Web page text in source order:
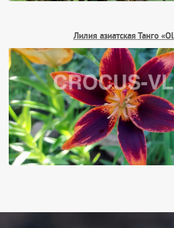
Лилия азиатская Танго